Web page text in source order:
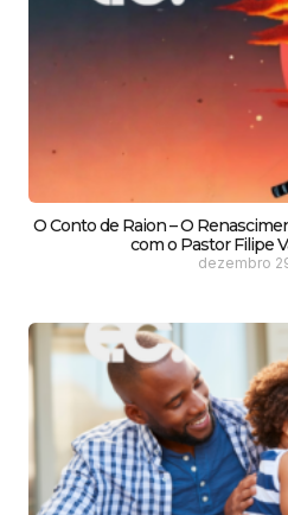
O Conto de Raion – O
com o Pastor Filipe
dezembro